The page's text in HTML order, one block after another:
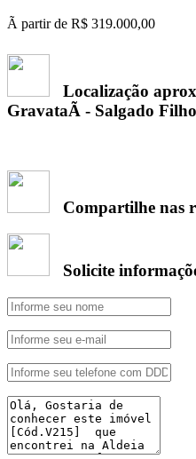
Ã partir de R$ 319.000,00
Localização
GravataÃ­ - Salgado Filho
Compartilhe nas
Solicite